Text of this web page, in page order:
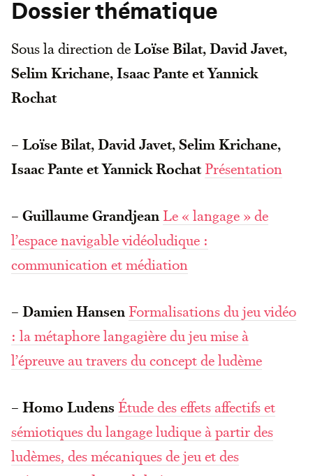
Dossier thématique
Sous la direction deLoïse Bilat, David Javet,
Selim Krichane, Isaac Pante et Yannick
Rochat
– Loïse Bilat, David Javet, Selim Krichane,
Isaac Pante et Yannick Rochat Présentation
– Guillaume Grandjean Le « langage » de
l’espace navigable vidéoludique :
communication et médiation
– Damien Hansen Formalisations du jeu vidéo
: la métaphore langagière du jeu mise à
l’épreuve au travers du concept de ludème
– Homo Ludens Étude des effets affectifs et
sémiotiques du langage ludique à partir des
ludèmes, des mécaniques de jeu et des